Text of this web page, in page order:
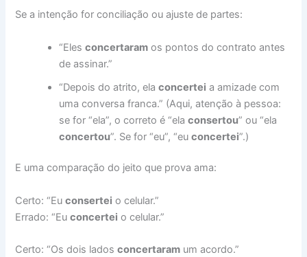
Se a intenção for conciliação ou ajuste de partes:
“Elesconcertaram os pontos do contrato antes
de assinar.”
“Depois do atrito, elaconcertei a amizade com
uma conversa franca.” (Aqui, atenção à pessoa:
se for “ela”, o correto é “elaconsertou” ou “ela
concertou”. Se for “eu”, “euconcertei”.)
E uma comparação do jeito que prova ama:
Certo: “Euconsertei o celular.”
Errado: “Euconcertei o celular.”
Certo: “Os dois ladosconcertaram um acordo.”